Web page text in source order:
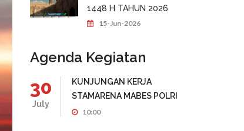
1448 H TAHUN 2026
15-Jun-2026
Agenda Kegiatan
30
July
KUNJUNGAN KERJA
STAMARENA MABES POLRI
10:00